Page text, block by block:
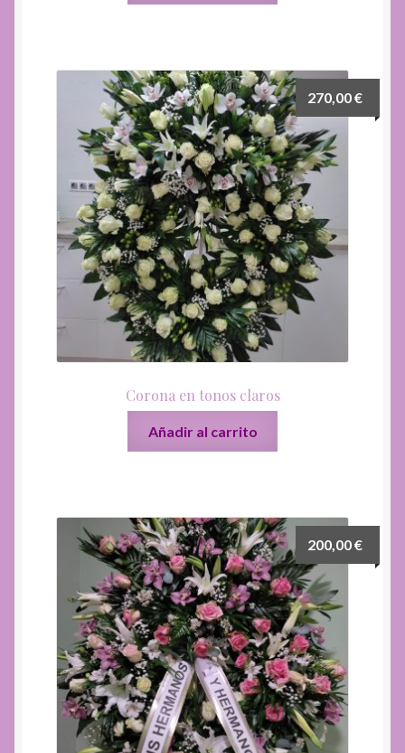
Corona en tonos claros
270,00€
Añadir al carrito
200,00€